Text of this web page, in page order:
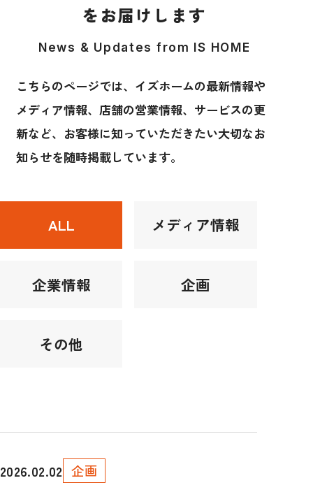
をお届けします
News & Updates from IS HOME
こちらのページでは、イズホームの最新情報や
メディア情報、店舗の営業情報、サービスの更
新など、 お客様に知っていただきたい大切なお
知らせを随時掲載しています。
ALL メディア情報
企業情報 企画
その他
2026.02.02 企画